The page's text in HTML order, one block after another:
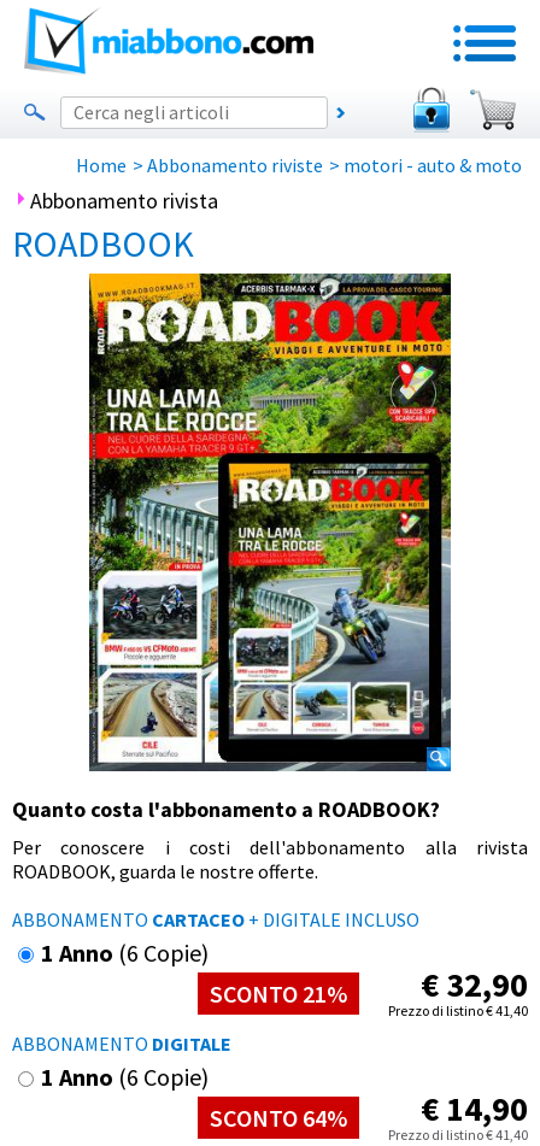
Home > Abbonamento riviste > motori - auto & moto
Abbonamento rivista
ROADBOOK
Quanto costa l'abbonamento a ROADBOOK?
Per conoscere i costi dell'abbonamento alla rivista
ROADBOOK, guarda le nostre offerte.
ABBONAMENTO CARTACEO + DIGITALE INCLUSO
1 Anno (6 Copie)
SCONTO 21%
€32,90
Prezzo di listino€41,40
ABBONAMENTO DIGITALE
1 Anno (6 Copie)
SCONTO 64%
€ 14,90
Prezzo di listino€41,40